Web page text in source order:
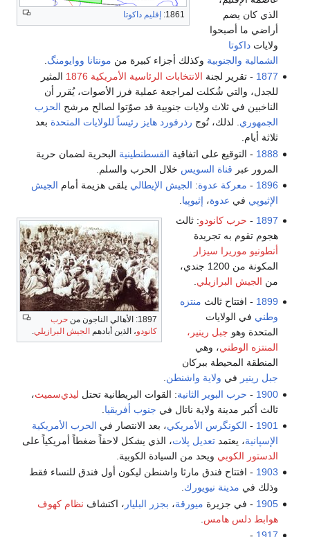
1861: إقليم داكوتا
الذي كان يضم
أراضي ما أصبحوا
ولاياتداكوتا
الشمالية والجنوبية وكذلك أجزاء كبيرة من مونتانا ووايومنگ
1877 - تقرير لجنة الانتخابات الرئاسية الأمريكية 1876
المثير
للجدل، والتي شُكلت لمراجعة عملية فرز الأصوات، يُقرر أن
الناخبين في ثلاث ولايات جنوبية قد صوّتوا لصالح مرشح الحزب
الجمهوري. لذلك، تُوج رذرفورد هايز رئيساً للولايات المتحدة بعد
ثلاثة أيام.
1888 - التوقيع على اتفاقية القسطنطينية البحرية لضمان حرية
المرور عبر قناة السويس خلال الحرب والسلم.
1896
- معركة عدوة: الجيش الإيطالي يلقى هزيمة أمام الجيش
الإثيوپي في عدوة، إثيوپيا
1897: الأهالي الناجون من
حرب
كانودو، الذين أبادهم الجيش البرازيلي.
1897
- حرب كانودو: ثالث
هجوم تقوم به تجريدة
أنطونيو موريرا سيزار
المكونة من 1200 جندي،
من الجيش البرازيلي
1899 - افتتاح ثالث منتزه
وطني في الولايات
المتحدة وهو جبل رينير،
المنتزه الوطني، وهي
المنطقة المحيطة ببركان
جبل رينير في ولاية واشنطن
1900
- حرب البوير الثانية: القوات البريطانية تحتل ليدي‌سميث،
ثالث أكبر مدينة ولاية ناتال في جنوب أفريقيا
1901
- الكونگرس الأمريكي، بعد الانتصار في الحرب الأمريكية
الإسپانية، يعتمدتعديل پلات، الذي يشكل لاحقاً ضغطاً أمريكياً على
الدستور الكوبي ويحد من السيادة الكوبية.
1903 - افتتاح فندق مارثا واشنطن ليكون أول فندق للنساء فقط
وذلك في مدينة نيويورك.
1905 - في جزيرة ميورقة، بجزر البليار ، اكتشاف نظام كهوف
هوابط دلس هامس